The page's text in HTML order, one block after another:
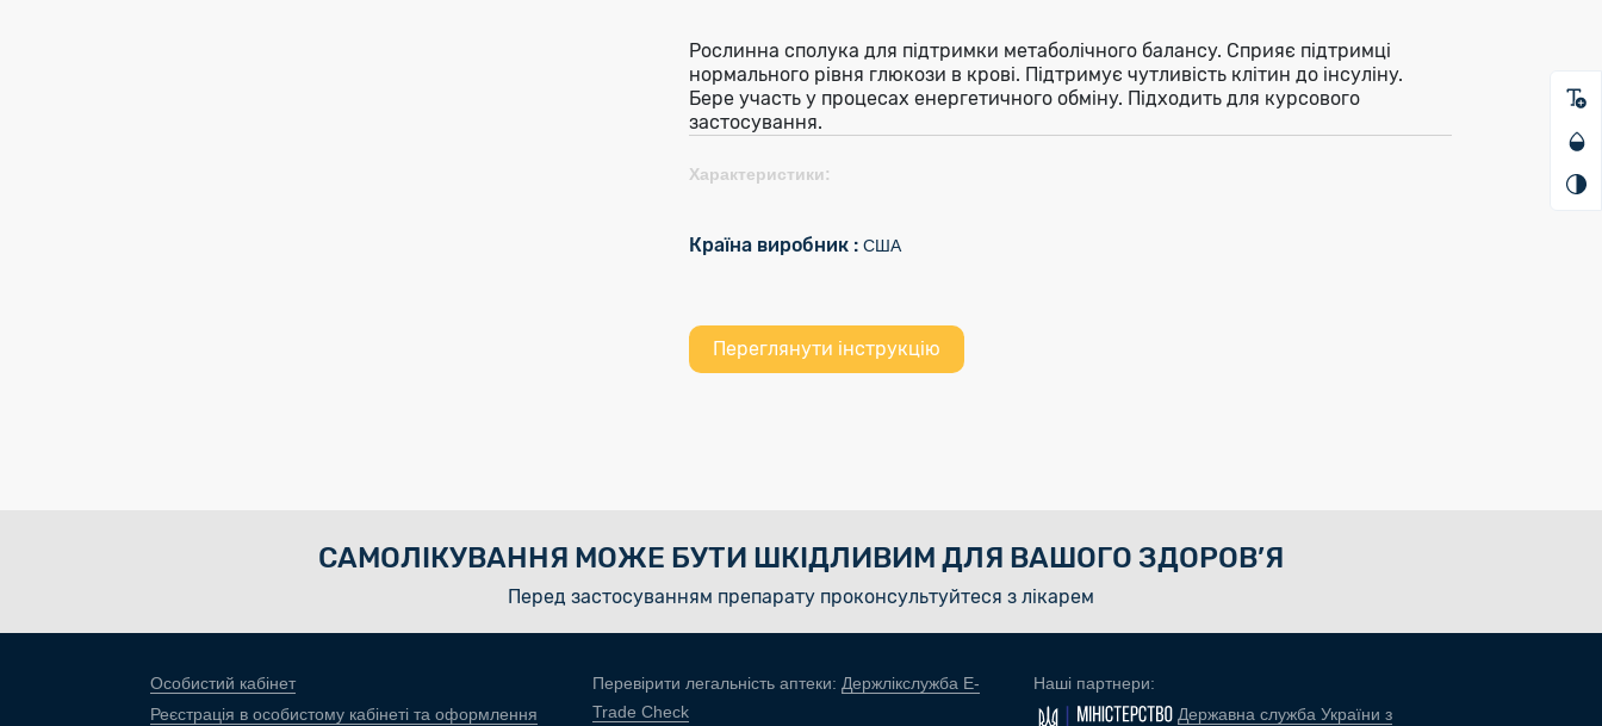
Рослинна сполука для підтримки метаболічного балансу. Сприяє підтримці
нормального рівня глюкози в крові. Підтримує чутливість клітин до інсуліну.
Бере участь у процесах енергетичного обміну. Підходить для курсового
застосування.
Характеристики:
Країна виробник : США
Переглянути інструкцію
САМОЛІКУВАННЯ МОЖЕ БУТИ ШКІДЛИВИМ ДЛЯ ВАШОГО ЗДОРОВ’Я
Перед застосуванням препарату проконсультуйтеся з лікарем
Особистий кабінет
Реєстрація в особистому кабінеті та оформлення
Перевірити легальність аптеки: Держлікслужба E-
Trade Check
Наші партнери:
Державна служба України з